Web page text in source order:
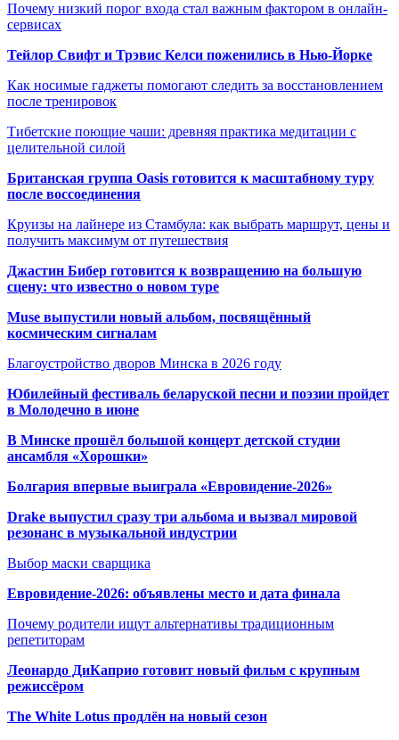
Почему низкий порог входа стал важным фактором в онлайн-
сервисах
Тейлор Свифт и Трэвис Келси поженились в Нью-Йорке
Как носимые гаджеты помогают следить за восстановлением
после тренировок
Тибетские поющие чаши: древняя практика медитации с
целительной силой
Британская группа Oasis готовится к масштабному туру
после воссоединения
Круизы на лайнере из Стамбула: как выбрать маршрут, цены и
получить максимум от путешествия
Джастин Бибер готовится к возвращению на большую
сцену: что известно о новом туре
Muse выпустили новый альбом, посвящённый
космическим сигналам
Благоустройство дворов Минска в 2026 году
Юбилейный фестиваль беларуской песни и поэзии пройдет
в Молодечно в июне
В Минске прошёл большой концерт детской студии
ансамбля «Хорошки»
Болгария впервые выиграла «Евровидение-2026»
Drake выпустил сразу три альбома и вызвал мировой
резонанс в музыкальной индустрии
Выбор маски сварщика
Евровидение-2026: объявлены место и дата финала
Почему родители ищут альтернативы традиционным
репетиторам
Леонардо ДиКаприо готовит новый фильм с крупным
режиссёром
The White Lotus продлён на новый сезон